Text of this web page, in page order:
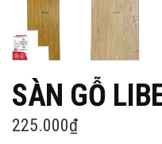
SÀN GỖ
225.000₫